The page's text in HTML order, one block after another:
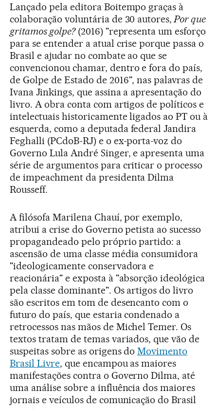
Lançado pela editora Boitempo graças à
colaboração voluntária de 30 autores, Por que
gritamos golpe?(2016) "representa um esforço
para se entender a atual crise porque passa o
Brasil e ajudar no combate ao que se
convencionou chamar, dentro e fora do país,
de Golpe de Estado de 2016", nas palavras de
Ivana Jinkings, que assina a apresentação do
livro. A obra conta com artigos de políticos e
intelectuais historicamente ligados ao PT ou à
esquerda, como a deputada federal Jandira
Feghalli (PCdoB-RJ) e o ex-porta-voz do
Governo Lula André Singer, e apresenta uma
série de argumentos para criticar o processo
de impeachment da presidenta Dilma
Rousseff.
A filósofa Marilena Chauí, por exemplo,
atribui a crise do Governo petista ao sucesso
propagandeado pelo próprio partido: a
ascensão de uma classe média consumidora
"ideologicamente conservadora e
reacionária" e exposta à "absorção ideológica
pela classe dominante". Os artigos do livro
são escritos em tom de desencanto com o
futuro do país, que estaria condenado a
retrocessos nas mãos de Michel Temer. Os
textos tratam de temas variados, que vão de
suspeitas sobre as origens doMovimento
Brasil Livre, que encampou as maiores
manifestações contra o Governo Dilma, até
uma análise sobre a influência dos maiores
jornais e veículos de comunicação do Brasil